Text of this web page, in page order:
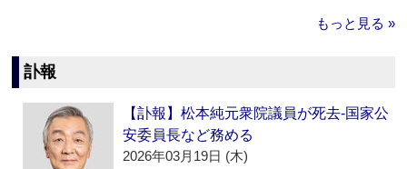
もっと見る »
訃報
【訃報】松本純元衆院議員が死去‐国家公
安委員長など務める
2026年03月19日 (木)